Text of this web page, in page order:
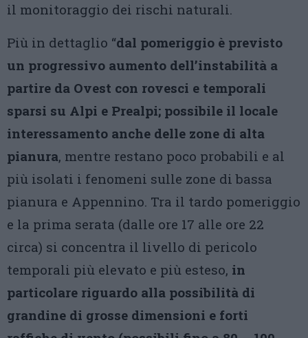
il monitoraggio dei rischi naturali.
Più in dettaglio “dal pomeriggio è previsto
un progressivo aumento dell’instabilità a
partire da Ovest con rovesci e temporali
sparsi su Alpi e Prealpi; possibile il locale
interessamento anche delle zone di alta
pianura, mentre restano poco probabili e al
più isolati i fenomeni sulle zone di bassa
pianura e Appennino. Tra il tardo pomeriggio
e la prima serata (dalle ore 17 alle ore 22
circa) si concentra il livello di pericolo
temporali più elevato e più esteso, in
particolare riguardo alla possibilità di
grandine di grosse dimensioni e forti